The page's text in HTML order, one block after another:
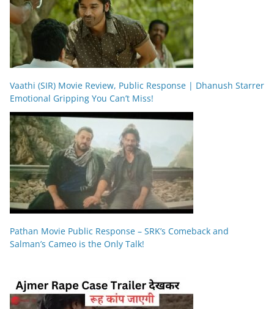
Vaathi (SIR) Movie Review, Public Response | Dhanush Starrer
Emotional Gripping You Can’t Miss!
Pathan Movie Public Response – SRK’s Comeback and
Salman’s Cameo is the Only Talk!